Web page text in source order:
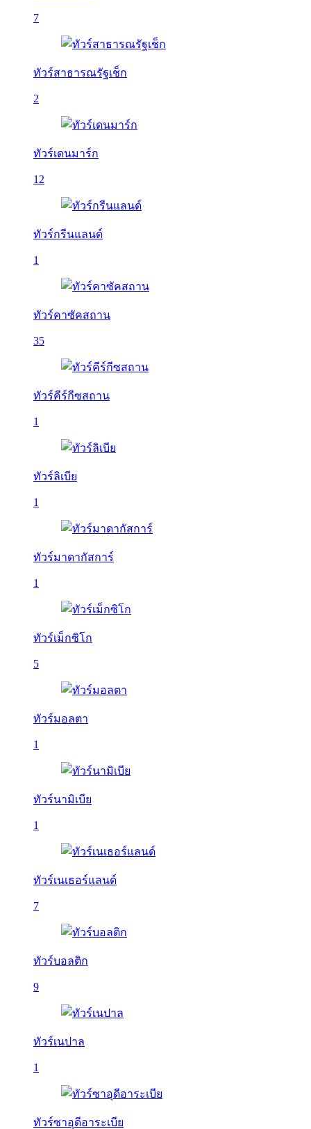
7
ทัวร์สาธารณรัฐเช็ก
2
ทัวร์เดนมาร์ก
12
ทัวร์กรีนแลนด์
1
ทัวร์คาซัคสถาน
35
ทัวร์คีร์กีซสถาน
1
ทัวร์ลิเบีย
1
ทัวร์มาดากัสการ์
1
ทัวร์เม็กซิโก
5
ทัวร์มอลตา
1
ทัวร์นามิเบีย
1
ทัวร์เนเธอร์แลนด์
7
ทัวร์บอลติก
9
ทัวร์เนปาล
1
ทัวร์ซาอุดีอาระเบีย